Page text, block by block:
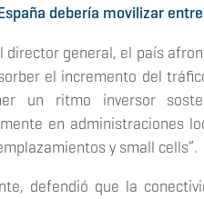
debería movilizar
director general, el país
el incremento del
un ritmo inversor
en administraciones
y small cells”.
defendió que la